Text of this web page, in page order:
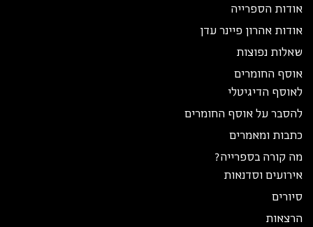
אודות הספרייה
אודות אהרון פיינר עדן
שאלות נפוצות
אוסף החומרים
לאוסף הדיגיטלי
להסבר על אוסף החומרים
כתבות ומאמרים
מה קורה בספרייה?
אירועים וסדנאות
סיורים
הרצאות